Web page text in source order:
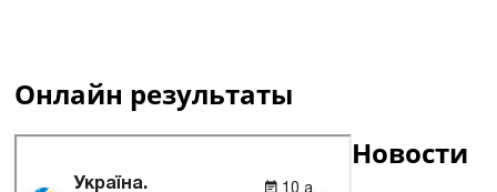
Онлайн результаты
Новости